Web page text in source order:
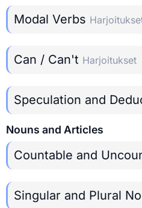
Modal Verbs
Can / Can't Harjoitukset
Speculation and
Nouns and Articles
Countable and
Singular and Plural